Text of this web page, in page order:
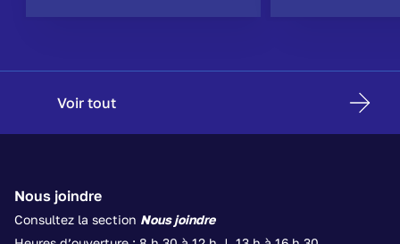
Voir tout
Nous joindre
Consultez la section Nous joindre